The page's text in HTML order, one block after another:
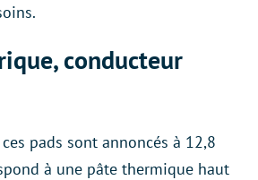
conducteur
pads sont annoncés à 12,8
à une pâte thermique haut